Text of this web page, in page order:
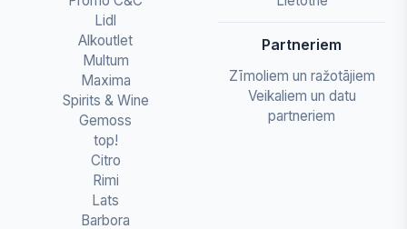
Lidl
Alkoutlet
Multum
Maxima
Spirits & Wine
Gemoss
top!
Citro
Rimi
Lats
Barbora
Partneriem
Zīmoliem un ražotājiem
Veikaliem un datu
partneriem